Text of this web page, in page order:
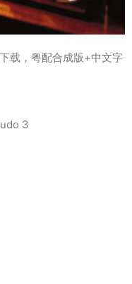
载，粤配合成版+中文字
3